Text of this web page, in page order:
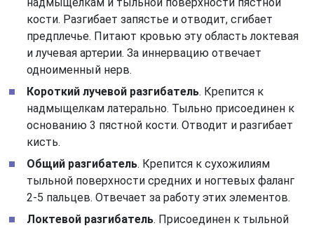
кости. Разгибает запястье и отводит, сгибает
предплечье. Питают кровью эту область локтевая
и лучевая артерии. За иннервацию отвечает
одноименный нерв.
Короткий лучевой разгибатель. Крепится к
надмыщелкам латерально. Тыльно присоединен к
основанию 3 пястной кости. Отводит и разгибает
кисть.
Общий разгибатель. Крепится к сухожилиям
тыльной поверхности средних и ногтевых фаланг
2-5 пальцев. Отвечает за работу этих элементов.
Локтевой разгибатель. Присоединен к тыльной